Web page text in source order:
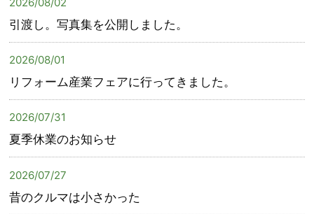
引渡し。写真集を公開しました。
2026/08/01
リフォーム産業フェアに行ってきました。
2026/07/31
夏季休業のお知らせ
2026/07/27
昔のクルマは小さかった